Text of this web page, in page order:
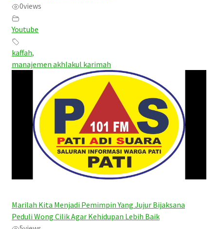
0views
Youtube
kaffah,
manajemen akhlakul karimah
Marilah Kita Menjadi Pemimpin Yang Jujur Bijaksana
Peduli Wong Cilik Agar Kehidupan Lebih Baik